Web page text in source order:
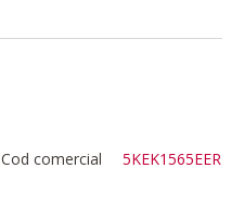
Cod comercial 5KEK1565EER